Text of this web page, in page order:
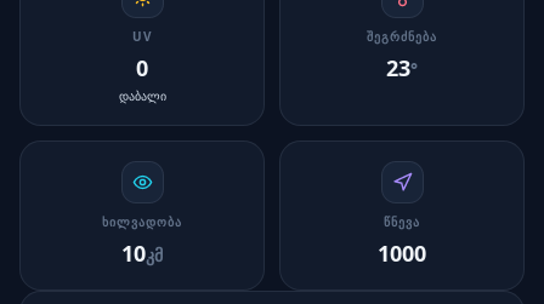
UV
0
დაბალი
ᲨᲔᲒᲠᲫᲜᲔᲑᲐ
23°
ᲮᲘᲚᲕᲐᲓᲝᲑᲐ
10კმ
ᲬᲜᲔᲕᲐ
1000